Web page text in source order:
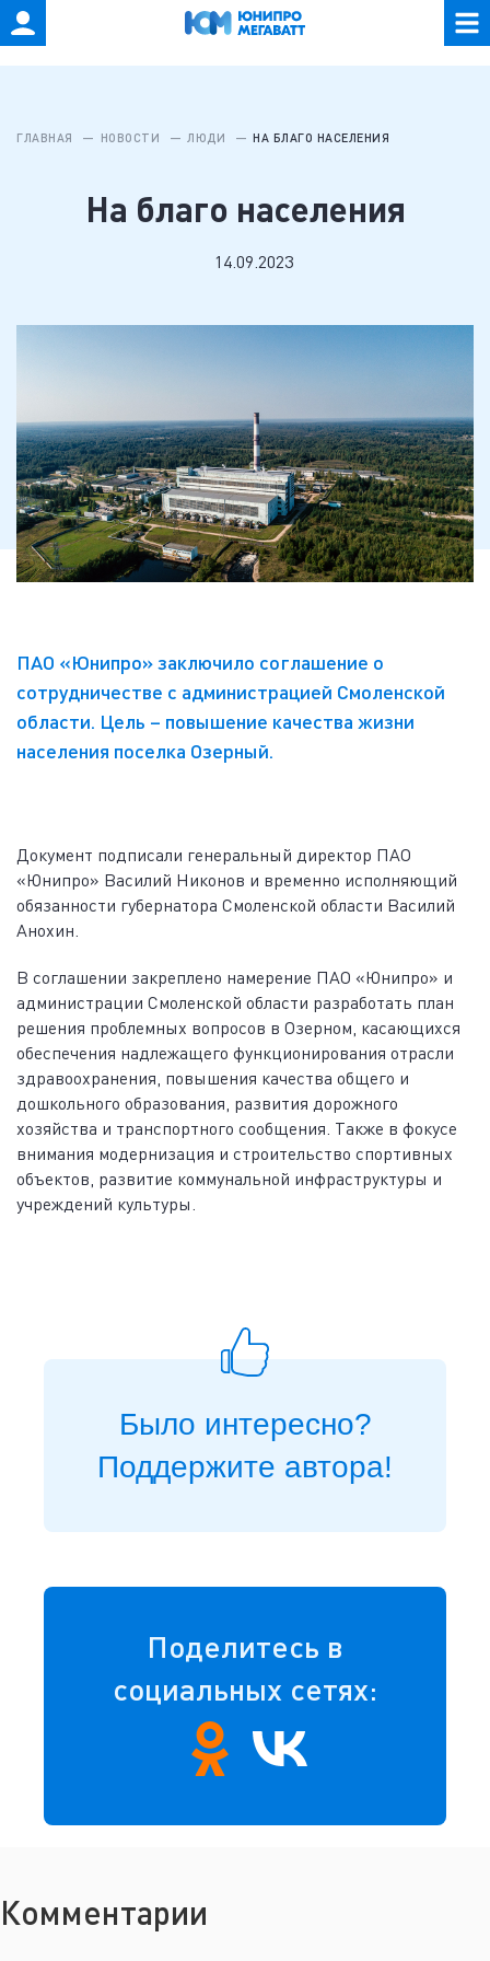
ГЛАВНАЯ НОВОСТИ ЛЮДИ НА БЛАГО НАСЕЛЕНИЯ
На благо населения
14.09.2023
ПАО «Юнипро» заключило соглашение о
сотрудничестве с администрацией Смоленской
области. Цель – повышение качества жизни
населения поселка Озерный.
Документ подписали генеральный директор ПАО
«Юнипро» Василий Никонов и временно исполняющий
обязанности губернатора Смоленской области Василий
Анохин.
В соглашении закреплено намерение ПАО «Юнипро» и
администрации Смоленской области разработать план
решения проблемных вопросов в Озерном, касающихся
обеспечения надлежащего функционирования отрасли
здравоохранения, повышения качества общего и
дошкольного образования, развития дорожного
хозяйства и транспортного сообщения. Также в фокусе
внимания модернизация и строительство спортивных
объектов, развитие коммунальной инфраструктуры и
учреждений культуры.
Было интересно?
Поддержите автора!
Поделитесь в
социальных сетях:
Комментарии